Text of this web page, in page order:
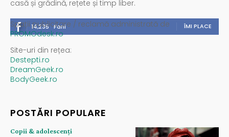
casă și grădină, rețete și timp liber.
14,235 Fani ÎMI PLACE
Spații publicitare / reclamă administrată de
PROMOdesk.ro
Site-uri din rețea:
Destepti.ro
DreamGeek.ro
BodyGeek.ro
POSTĂRI POPULARE
Copii & adolescenți